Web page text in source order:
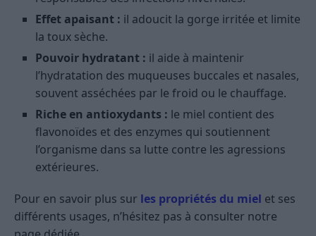
Effet apaisant : il adoucit la gorge irritée et limite
la toux sèche.
Pouvoir hydratant : il aide à maintenir
l’hydratation des muqueuses buccales et nasales,
souvent asséchées par le froid ou le chauffage.
Riche en antioxydants : le miel contient des
flavonoïdes et des enzymes qui soutiennent
l’organisme dans sa lutte contre les agressions
extérieures.
Pour en savoir plus sur les propriétés du miel et ses
différents usages, n’hésitez pas à consulter notre